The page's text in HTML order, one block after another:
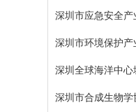
深圳市应急安全产
深圳市环境保护产
深圳全球海洋中心
深圳市合成生物学